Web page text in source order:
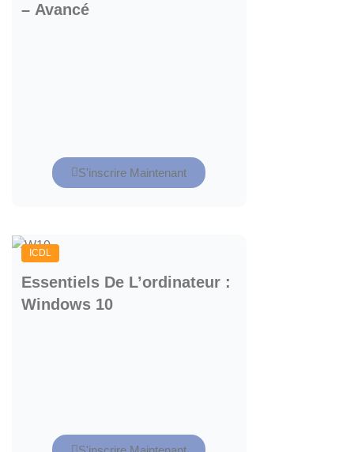
– Avancé
S'inscrire Maintenant
ICDL
Essentiels De L’ordinateur :
Windows 10